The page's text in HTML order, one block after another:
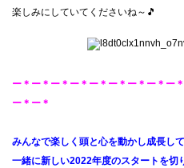
楽しみにしていてくださいね～🎵
ー＊ー＊ー＊ー＊ー＊ー＊ー＊ー＊ー
ー＊ー＊
みんなで楽しく頭と心を動かし成長し
一緒に新しい2022年度のスタートを切